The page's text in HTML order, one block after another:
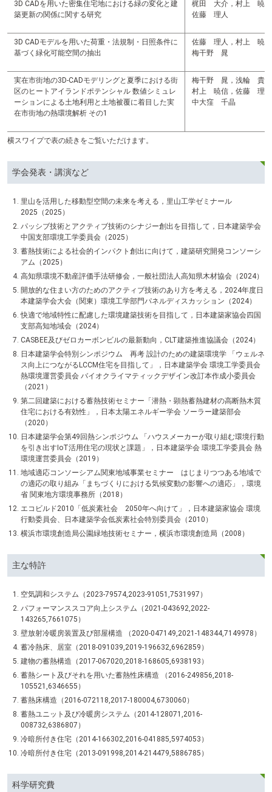
3D CADを用いた密集住宅地における緑の変化と建
築更新の関係に関する研究
梶田 大介，村上 暁
佐藤 理人
3D CADモデルを用いた荷重・法規制・日照条件に
基づく緑化可能空間の抽出
佐藤 理人，村上 暁
梅干野 晁
実在市街地の3D-CADモデリングと夏季における街
区のヒートアイランドポテンシャル 数値シミュレ
ーションによる土地利用と土地被覆に着目した実
在市街地の熱環境解析 その1
梅干野 晁，浅輪 貴
村上 暁信，佐藤 理
中大窪 千晶
横スワイプで表の続きをご覧いただけます。
学会発表・講演など
里山を活用した移動型空間の未来を考える，里山工学ゼミナール
2025（2025）
パッシブ技術とアクティブ技術のシナジー創出を目指して，日本建築学会
中国支部環境工学委員会（2025）
蓄熱技術による社会的インパクト創出に向けて，建築研究開発コンソーシ
アム（2025）
高知県環境不動産評価手法研修会，一般社団法人高知県木材協会（2024）
開放的な住まい方のためのアクティブ技術のあり方を考える，2024年度日
本建築学会大会（関東）環境工学部門パネルディスカッション（2024）
快適で地域特性に配慮した環境建築技術を目指して，日本建築家協会四国
支部高知地域会（2024）
CASBEE及びゼロカーボンビルの最新動向，CLT建築推進協議会（2024）
日本建築学会特別シンポジウム 再考 設計のための建築環境学 「ウェルネ
ス向上につながるLCCM住宅を目指して」，日本建築学会 環境工学委員会
熱環境運営委員会 バイオクライマティックデザイン改訂本作成小委員会
（2021）
第二回建築における蓄熱技術セミナー「潜熱・顕熱蓄熱建材の高断熱木質
住宅における有効性」，日本太陽エネルギー学会 ソーラー建築部会
（2020）
日本建築学会第49回熱シンポジウム 「ハウスメーカーが取り組む環境行動
を引き出すIoT活用住宅の現状と課題」，日本建築学会 環境工学委員会 熱
環境運営委員会（2019）
地域適応コンソーシアム関東地域事業セミナー はじまりつつある地域で
の適応の取り組み「まちづくりにおける気候変動の影響への適応」，環境
省 関東地方環境事務所（2018）
エコビルド2010「低炭素社会 2050年へ向けて」，日本建築家協会 環境
行動委員会、日本建築学会低炭素社会特別委員会（2010）
横浜市環境創造局公園緑地技術セミナー，横浜市環境創造局（2008）
主な特許
空気調和システム（2023-79574,2023-91051,7531997）
パフォーマンススコア向上システム（2021-043692,2022-
143265,7661075）
壁放射冷暖房装置及び部屋構造 （2020-047149,2021-148344,7149978）
蓄冷熱床、居室（2018-091039,2019-196632,6962859）
建物の蓄熱構造（2017-067020,2018-168605,6938193）
蓄熱シート及びそれを用いた蓄熱性床構造 （2016-249856,2018-
105521,6346655）
蓄熱床構造（2016-072118,2017-180004,6730060）
蓄熱ユニット及び冷暖房システム（2014-128071,2016-
008732,6386807）
冷暗所付き住宅（2014-166302,2016-041885,5974053）
冷暗所付き住宅（2013-091998,2014-214479,5886785）
科学研究費